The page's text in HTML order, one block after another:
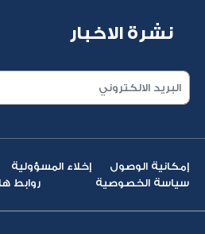
نشرة الاخبار
إمكانية الوصول إخلاء المسؤولية
سياسة الخصوصية
روابط